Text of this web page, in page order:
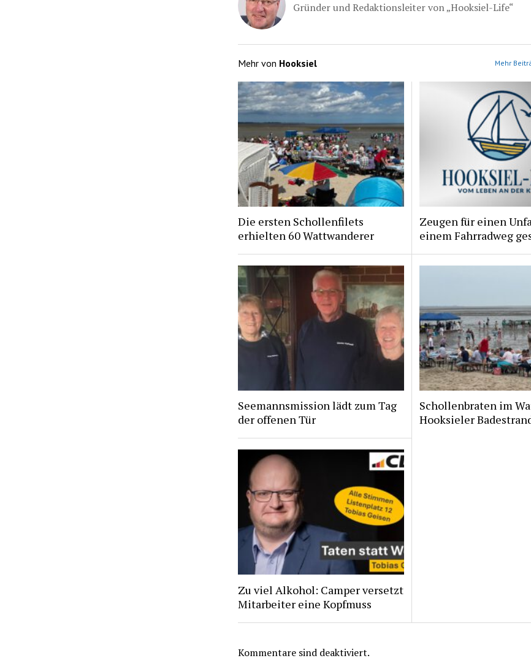
Gründer und Redaktionsleiter von „Hooksiel-Life“
Mehr von Hooksiel Mehr
Die ersten Schollenfilets
erhielten 60 Wattwanderer
Zeugen für einen
einem Fahrradweg
Seemannsmission lädt zum Tag
der offenen Tür
Schollenbraten im
Hooksieler
Zu viel Alkohol: Camper versetzt
Mitarbeiter eine Kopfmuss
Kommentare sind deaktiviert.